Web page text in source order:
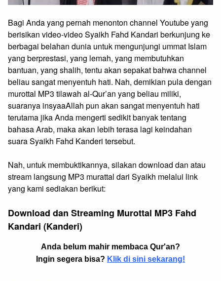
Bagi Anda yang pernah menonton channel Youtube yang
berisikan video-video Syaikh Fahd Kandari berkunjung ke
berbagai belahan dunia untuk mengunjungi ummat Islam
yang berprestasi, yang lemah, yang membutuhkan
bantuan, yang shalih, tentu akan sepakat bahwa channel
beliau sangat menyentuh hati. Nah, demikian pula dengan
murottal MP3 tilawah al-Qur’an yang beliau miliki,
suaranya insyaaAllah pun akan sangat menyentuh hati
terutama jika Anda mengerti sedikit banyak tentang
bahasa Arab, maka akan lebih terasa lagi keindahan
suara Syaikh Fahd Kanderi tersebut.
Nah, untuk membuktikannya, silakan download dan atau
stream langsung MP3 murattal dari Syaikh melalui link
yang kami sediakan berikut:
Download dan Streaming Murottal MP3 Fahd
Kandari (Kanderi)
Anda belum mahir membaca Qur'an?
Ingin segera bisa? Klik di sini sekarang!